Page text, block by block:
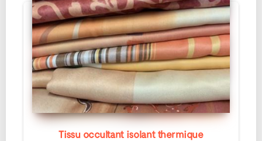
Tissu occultant isolant thermique